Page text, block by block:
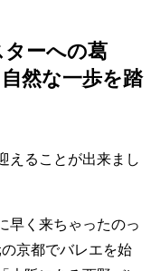
ーへの葛
然な一歩を踏
えることが出来まし
早く来ちゃったのっ
京都でバレエを始